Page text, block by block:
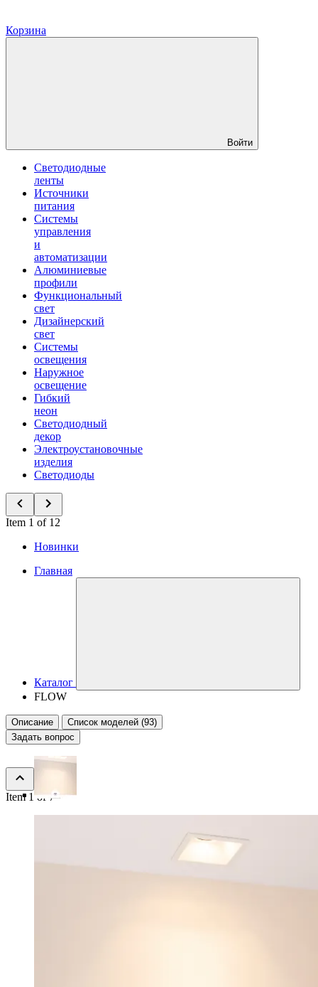
Корзина
Войти
Светодиодные
ленты
Источники
питания
Системы
управления
и
автоматизации
Алюминиевые
профили
Функциональный
свет
Дизайнерский
свет
Системы
освещения
Наружное
освещение
Гибкий
неон
Светодиодный
декор
Электроустановочные
изделия
Светодиоды
Item 1 of 12
Новинки
Главная
Каталог
FLOW
Описание
Список моделей (93)
Задать вопрос
Item 1 of 7